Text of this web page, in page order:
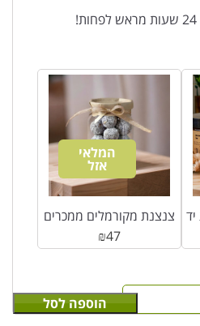
הוספה לסל
המלאי
אזל
צנצנת מקורמלים ממכרים
₪47